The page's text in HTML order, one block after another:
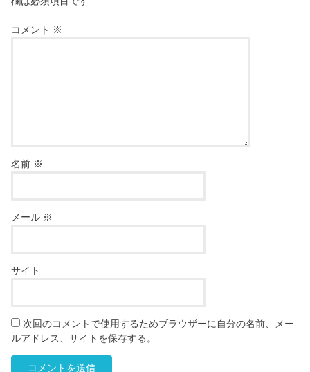
コメント ※
名前 ※
メール ※
サイト
次回のコメントで使用するためブラウザーに自分の名前、メー
ルアドレス、サイトを保存する。